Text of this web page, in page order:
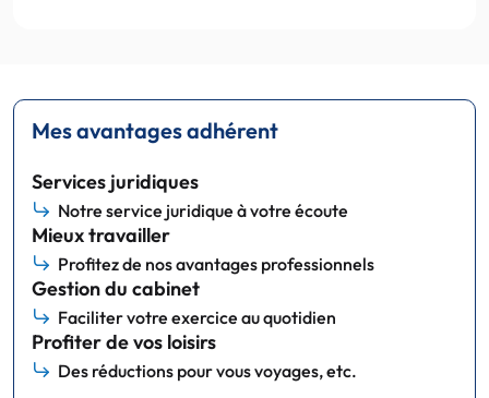
Mes avantages adhérent
Services juridiques
Notre service juridique à votre écoute
Mieux travailler
Profitez de nos avantages professionnels
Gestion du cabinet
Faciliter votre exercice au quotidien
Profiter de vos loisirs
Des réductions pour vous voyages, etc.